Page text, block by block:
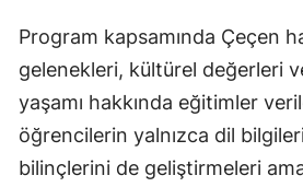
Program kapsamında Çeçen
gelenekleri, kültürel değerleri
yaşamı hakkında eğitimler
öğrencilerin yalnızca dil
bilinçlerini de geliştirmeleri